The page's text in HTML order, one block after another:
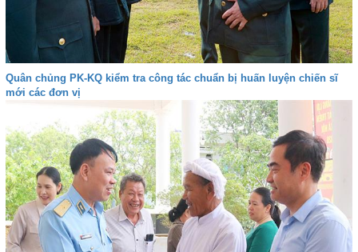
Quân chủng PK-KQ kiểm tra công tác chuẩn bị huấn luyện chiến sĩ
mới các đơn vị